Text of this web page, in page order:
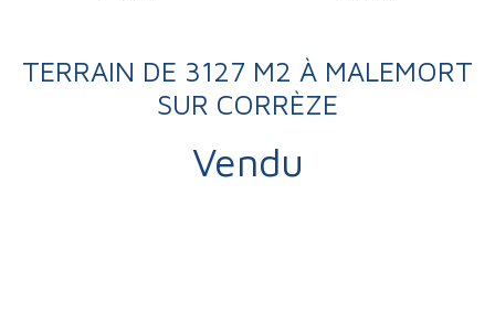
TERRAIN DE 3127 M2 À MALEMORT
SUR CORRÈZE
Vendu